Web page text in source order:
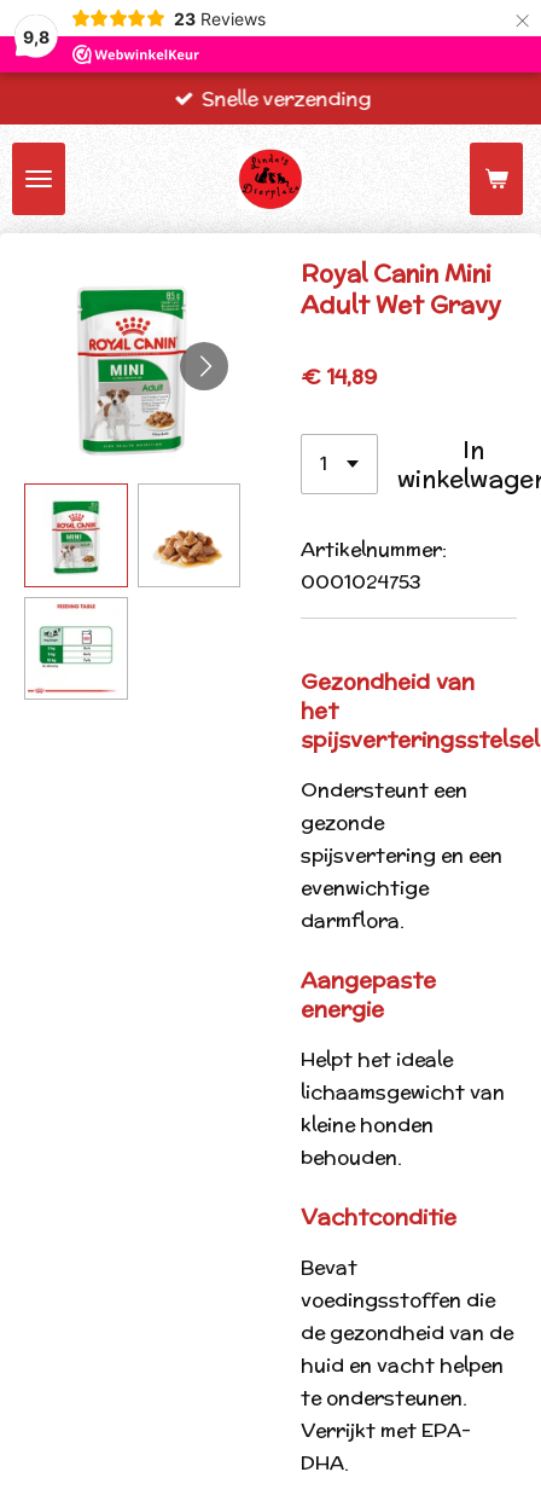
9,8
23 Reviews ×
Snelle verzending
Royal Canin Mini
Adult Wet Gravy
€ 14,89
In
Artikelnummer:
0001024753
Gezondheid van
het
spijsverteringsstelsel
Ondersteunt een
gezonde
spijsvertering en een
evenwichtige
darmflora.
Aangepaste
energie
Helpt het ideale
lichaamsgewicht van
kleine honden
behouden.
Vachtconditie
Bevat
voedingsstoffen die
de gezondheid van de
huid en vacht helpen
te ondersteunen.
Verrijkt met EPA-
DHA.